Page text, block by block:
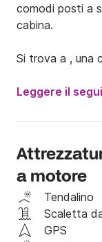
comodi posti a
cabina.
Si trova a , una
città più antiche
trova tra le isole
A seconda del
possesso di una
prendere tu
accompagnare
nella vacanza
Leggere il
a motore
Tendalino
Scaletta
GPS